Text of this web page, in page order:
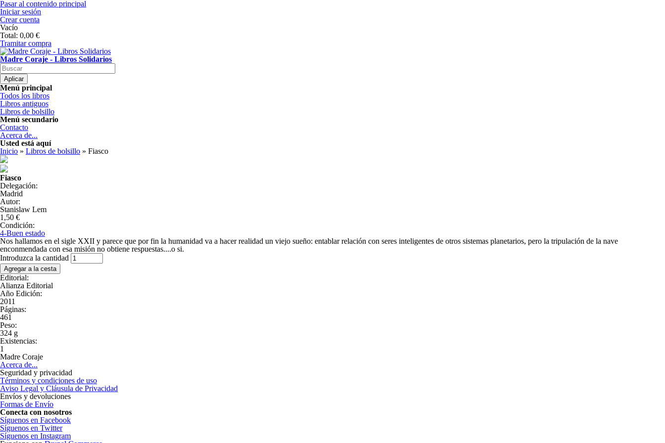
Pasar al contenido principal
Iniciar sesión
Crear cuenta
Vacío
Total: 0,00 €
Tramitar compra
Madre Coraje - Libros Solidarios
Menú principal
Todos los libros
Libros antiguos
Libros de bolsillo
Menú secundario
Contacto
Acerca de...
Usted está aquí
Inicio » Libros de bolsillo » Fiasco
Fiasco
Delegación:
Madrid
Autor:
Stanislaw Lem
1,50 €
Condición:
4-Buen estado
Nos hallamos en el sigle XXII y parece que por fin la humanidad va a hacer realidad un viejo sueño: entablar relación con seres inteligentes de otros sistemas planetarios, pero la tripulación de la nave
enconmendada con esa misión no obtiene respuestas....o si.
Introduzca la cantidad
Editorial:
Alianza Editorial
Año Edición:
2011
Páginas:
461
Peso:
324 g
Existencias:
1
Madre Coraje
Acerca de...
Seguridad y privacidad
Términos y condiciones de uso
Aviso Legal y Cláusula de Privacidad
Envíos y devoluciones
Formas de Envío
Conecta con nosotros
Síguenos en Facebook
Síguenos en Twitter
Síguenos en Instagram